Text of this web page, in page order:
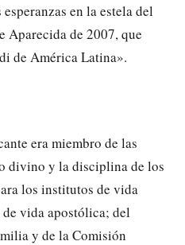
en la estela del
Aparecida de 2007, que
de América Latina».
era miembro de las
divino y la disciplina de los
los institutos de vida
vida apostólica; del
y de la Comisión